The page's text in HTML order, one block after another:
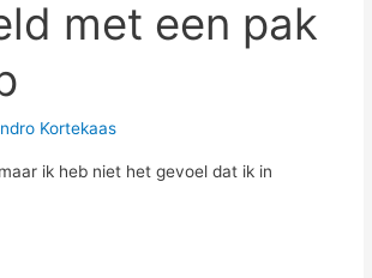
met een pak
Kortekaas
ik heb niet het gevoel dat ik in